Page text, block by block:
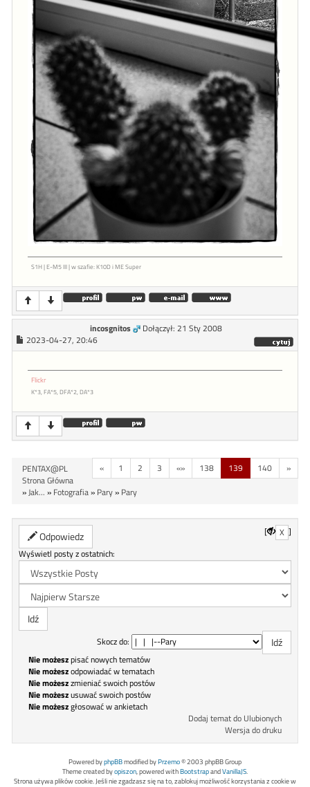
S1H | E-M5 III | w szafie: K10D i ME Super
incosgnitos
Dołączył: 21 Sty 2008
2023-04-27, 20:46
Flickr
K*3, FA*5, DFA*2, DA*3
« 1 2 3 «» 138 139 140 »
PENTAX@PL
Strona Główna
»Jak... » Fotografia» Pary» Pary
Odpowiedz [ X ]
Wyświetl posty z ostatnich:
Skocz do:
Nie możeszpisać nowych tematów
Nie możeszodpowiadać w tematach
Nie możeszzmieniać swoich postów
Nie możeszusuwać swoich postów
Nie możeszgłosować w ankietach
Dodaj temat do Ulubionych
Wersja do druku
Powered byphpBBmodified byPrzemo© 2003 phpBB Group
Theme created byopiszon, powered withBootstrapandVanillaJS.
Strona używa plików cookie. Jeśli nie zgadzasz się na to, zablokuj możliwość korzystania z cookie w